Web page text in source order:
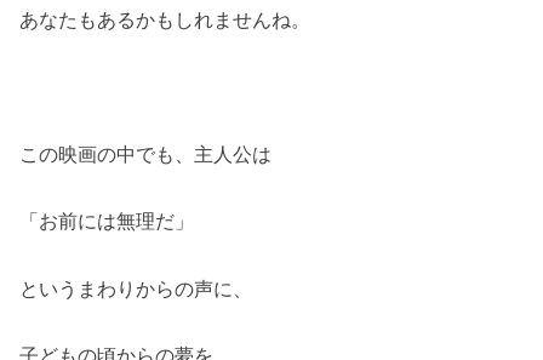
あなたもあるかもしれませんね。
この映画の中でも、主人公は
「お前には無理だ」
というまわりからの声に、